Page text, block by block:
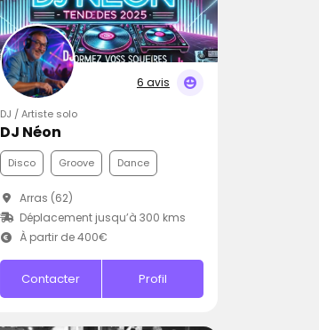
6 avis
DJ / Artiste solo
DJ Néon
Disco Groove Dance
Arras (62)
Déplacement jusqu’à 300 kms
À partir de 400€
Contacter Profil